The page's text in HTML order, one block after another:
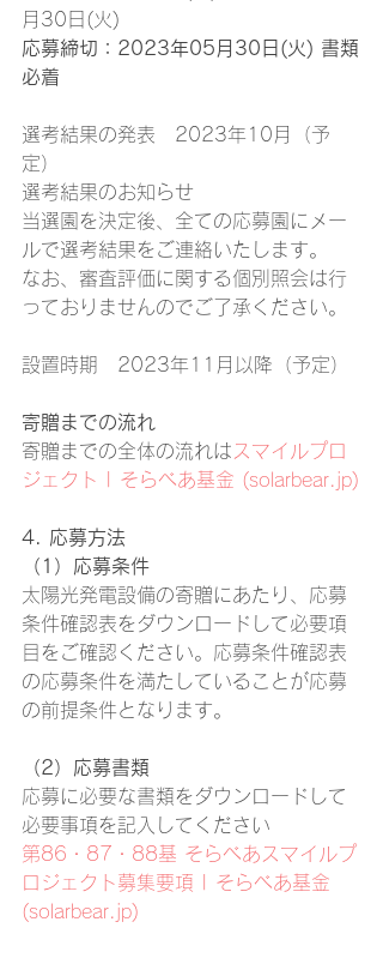
月30日(火)
応募締切：2023年05月30日(火) 書類
必着
選考結果の発表　2023年10月（予
定）
選考結果のお知らせ
当選園を決定後、全ての応募園にメー
ルで選考結果をご連絡いたします。
なお、審査評価に関する個別照会は行
っておりませんのでご了承ください。
設置時期　2023年11月以降（予定）
寄贈までの流れ
寄贈までの全体の流れは スマイルプロ
ジェクト | そらべあ基金 (solarbear.jp)
4. 応募方法
（1）応募条件
太陽光発電設備の寄贈にあたり、応募
条件確認表をダウンロードして必要項
目をご確認ください。応募条件確認表
の応募条件を満たしていることが応募
の前提条件となります。
（2）応募書類
応募に必要な書類をダウンロードして
必要事項を記入してください
第86・87・88基 そらべあスマイルプ
ロジェクト募集要項 | そらべあ基金
(solarbear.jp)